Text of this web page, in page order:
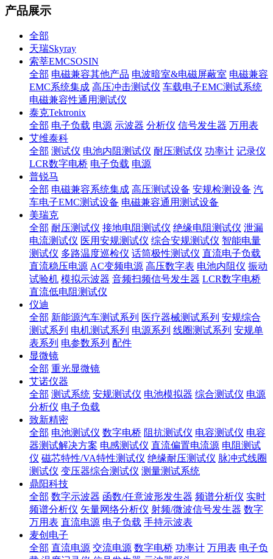
产品展示
全部
天瑞Skyray
索莘EMCSOSIN
全部 电磁兼容其他产品 电波暗室&电磁屏蔽室 电磁兼容
EMC系统集成 高压冲击测试仪 车载电子EMC测试系统
电磁兼容性通用测试仪
泰克Tektronix
全部 电子负载 电源 示波器 分析仪 信号发生器 万用表
艾维泰科
全部 测试仪 电池内阻测试仪 耐压测试仪 功率计 记录仪
LCR数字电桥 电子负载 电源
普锐马
全部 电磁兼容系统集成 高压测试设备 安规检测设备 汽
车电子EMC测试设备 电磁兼容通用测试设备
美瑞克
全部 耐压测试仪 接地电阻测试仪 绝缘电阻测试仪 泄漏
电流测试仪 医用安规测试仪 综合安规测试仪 智能电量
测试仪 多路温度巡检仪 话筒极性测试仪 直流电子负载
直流稳压电源 AC变频电源 高压数字表 电池内阻仪 振动
试验机 模拟示波器 音频扫频信号发生器 LCR数字电桥
直流低电阻测试仪
仪迪
全部 新能源汽车测试系列 医疗器械测试系列 安规综合
测试系列 电机测试系列 电源系列 线圈测试系列 安规单
表系列 电参数系列 配件
显微镜
全部 重光显微镜
艾诺仪器
全部 测试系统 安规测试仪 电池模拟器 综合测试仪 电源
分析仪 电子负载
致新精密
全部 电池测试仪 数字电桥 阻抗测试仪 电容测试仪 电容
器测试解决方案 电感测试仪 直流偏置电流源 电阻测试
仪 磁芯特性/VA特性测试仪 绝缘耐压测试仪 脉冲式线圈
测试仪 变压器综合测试仪 测量测试系统
鼎阳科技
全部 数字示波器 函数/任意波形发生器 频谱分析仪 实时
频谱分析仪 矢量网络分析仪 射频/微波信号发生器 数字
万用表 直流电源 电子负载 手持示波表
麦创电子
全部 直流电源 交流电源 数字电桥 功率计 万用表 电子负